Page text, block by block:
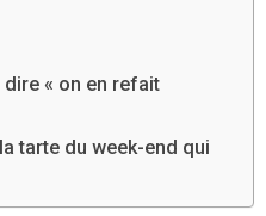
« on en refait
tarte du week-end qui